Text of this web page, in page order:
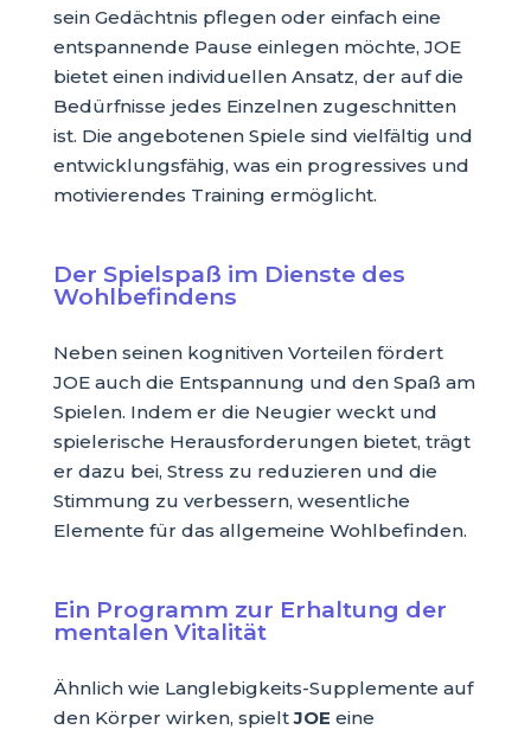
sein Gedächtnis pflegen oder einfach eine
entspannende Pause einlegen möchte, JOE
bietet einen individuellen Ansatz, der auf die
Bedürfnisse jedes Einzelnen zugeschnitten
ist. Die angebotenen Spiele sind vielfältig und
entwicklungsfähig, was ein progressives und
motivierendes Training ermöglicht.
Der Spielspaß im Dienste des
Wohlbefindens
Neben seinen kognitiven Vorteilen fördert
JOE auch die Entspannung und den Spaß am
Spielen. Indem er die Neugier weckt und
spielerische Herausforderungen bietet, trägt
er dazu bei, Stress zu reduzieren und die
Stimmung zu verbessern, wesentliche
Elemente für das allgemeine Wohlbefinden.
Ein Programm zur Erhaltung der
mentalen Vitalität
Ähnlich wie Langlebigkeits-Supplemente auf
den Körper wirken, spieltJOE eine